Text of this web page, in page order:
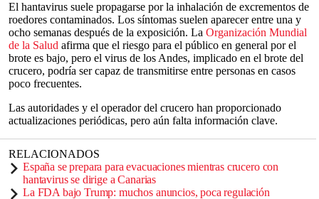
El hantavirus suele propagarse por la inhalación de excrementos de
roedores contaminados. Los síntomas suelen aparecer entre una y
ocho semanas después de la exposición. La Organización Mundial
de la Salud afirma que el riesgo para el público en general por el
brote es bajo, pero el virus de los Andes, implicado en el brote del
crucero, podría ser capaz de transmitirse entre personas en casos
poco frecuentes.
Las autoridades y el operador del crucero han proporcionado
actualizaciones periódicas, pero aún falta información clave.
RELACIONADOS
España se prepara para evacuaciones mientras crucero con
hantavirus se dirige a Canarias
La FDA bajo Trump: muchos anuncios, poca regulación